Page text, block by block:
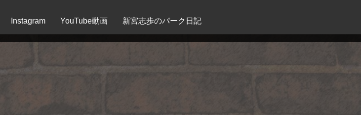
Instagram YouTube動画 新宮志歩のパーク日記